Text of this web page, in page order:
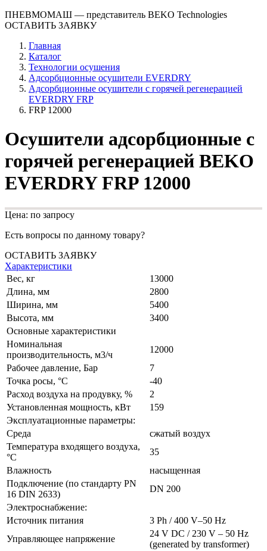
ПНЕВМОМАШ — представитель BEKO Technologies
ОСТАВИТЬ ЗАЯВКУ
Главная
Каталог
Технологии осушения
Адсорбционные осушители EVERDRY
Адсорбционные осушители с горячей регенерацией
EVERDRY FRP
FRP 12000
Осушители адсорбционные с
горячей регенерацией BEKO
EVERDRY FRP 12000
Цена: по запросу
Есть вопросы по данному товару?
ОСТАВИТЬ ЗАЯВКУ
Характеристики
Вес, кг
13000
Длина, мм
2800
Ширина, мм
5400
Высота, мм
3400
Основные характеристики
Номинальная
производительность, м3/ч
12000
Рабочее давление, Бар
7
Точка росы, °C
-40
Расход воздуха на продувку, %
2
Установленная мощность, кВт
159
Эксплуатационные параметры:
Среда
сжатый воздух
Температура входящего воздуха,
°C
35
Влажность
насыщенная
Подключение (по стандарту PN
16 DIN 2633)
DN 200
Электроснабжение:
Источник питания
3 Ph / 400 V–50 Hz
Управляющее напряжение
24 V DC / 230 V – 50 Hz
(generated by transformer)